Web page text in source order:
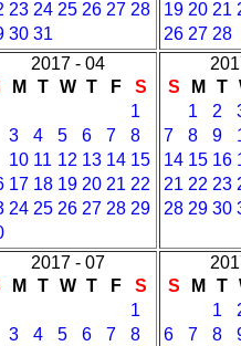
23 24 25 26 27 28
30 31
19 20 21
26 27 28
2017 - 04
M T W T F
S
1
3 4 5 6 7
8
10 11 12 13 14 15
17 18 19 20 21 22
24 25 26 27 28 29
S
M T
1
2
7
8 9
14 15 16
21 22 23
28 29 30
2017 - 07
M T W T F
S
1
3 4 5 6 7
8
S
M T
1
6
7 8